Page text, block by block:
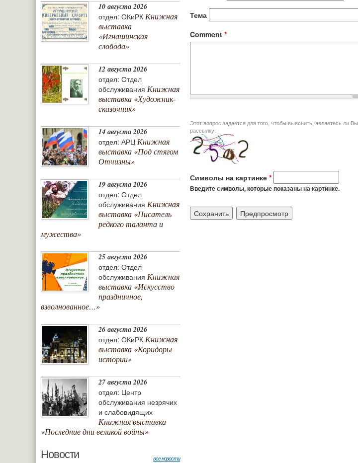
10 августа 2026
отдел: ОКиРК Книжная
выставка
«Игнашинская
слобода»
12 августа 2026
отдел: Отдел
обслуживания Книжная
выставка «Художник-
сказочник»
14 августа 2026
отдел: АРЦ Книжная
выставка «Под стягом
Отчизны»
19 августа 2026
отдел: Отдел
обслуживания Книжная
выставка «Писатель
редкого таланта и
мужества»
25 августа 2026
отдел: Отдел
обслуживания Книжная
выставка «Искусство
праздничное,
взволнованное…»
26 августа 2026
отдел: ОКиРК Книжная
выставка «Коридоры
истории»
27 августа 2026
отдел: Центр
обслуживания незрячих
и слабовидящих
Книжная выставка
«Последние дни великой войны»
Новости все новости
Тема
Comment *
Этот вопрос задается для того, чтобы выяснить, являетесь ли Вы человеком или представляете из себя автоматическую спам-
рассылку.
Символы на картинке *
Введите символы, которые показаны на картинке.